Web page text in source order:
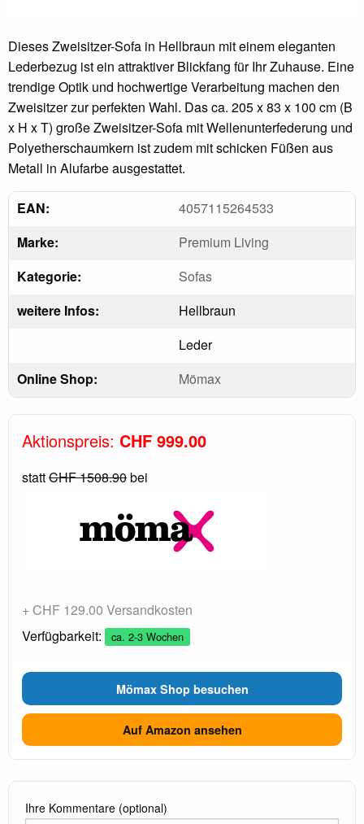
Dieses Zweisitzer-Sofa in Hellbraun mit einem eleganten
Lederbezug ist ein attraktiver Blickfang für Ihr Zuhause. Eine
trendige Optik und hochwertige Verarbeitung machen den
Zweisitzer zur perfekten Wahl. Das ca. 205 x 83 x 100 cm (B
x H x T) große Zweisitzer-Sofa mit Wellenunterfederung und
Polyetherschaumkern ist zudem mit schicken Füßen aus
Metall in Alufarbe ausgestattet.
EAN:
4057115264533
Marke:
Premium Living
Kategorie:
Sofas
weitere Infos:
Hellbraun
Leder
Online Shop:
Mömax
Aktionspreis: CHF 999.00
stattCHF 1508.90bei
+ CHF 129.00 Versandkosten
Verfügbarkeit:
ca. 2-3 Wochen
Mömax Shop besuchen
Auf Amazon ansehen
Ihre Kommentare (optional)